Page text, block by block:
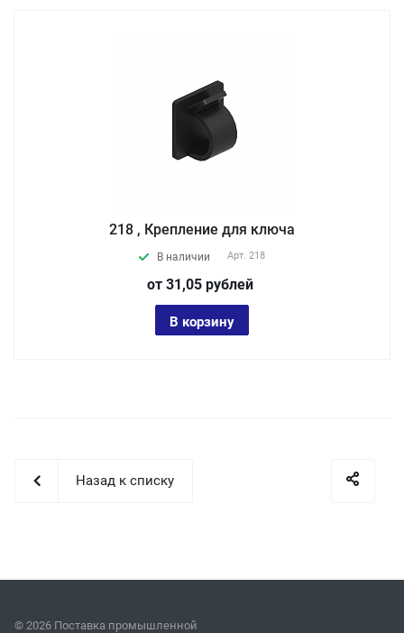
218 , Крепление для ключа
В наличии Арт. 218
от 31,05 рублей
В корзину
Назад к списку
© 2026 Поставка промышленной